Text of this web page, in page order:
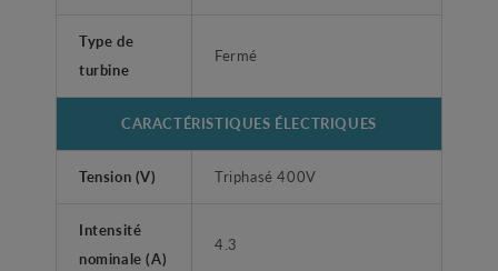
Type de
turbine
Fermé
CARACTÉRISTIQUES ÉLECTRIQUES
Tension (V) Triphasé 400V
Intensité
nominale (A)
4.3